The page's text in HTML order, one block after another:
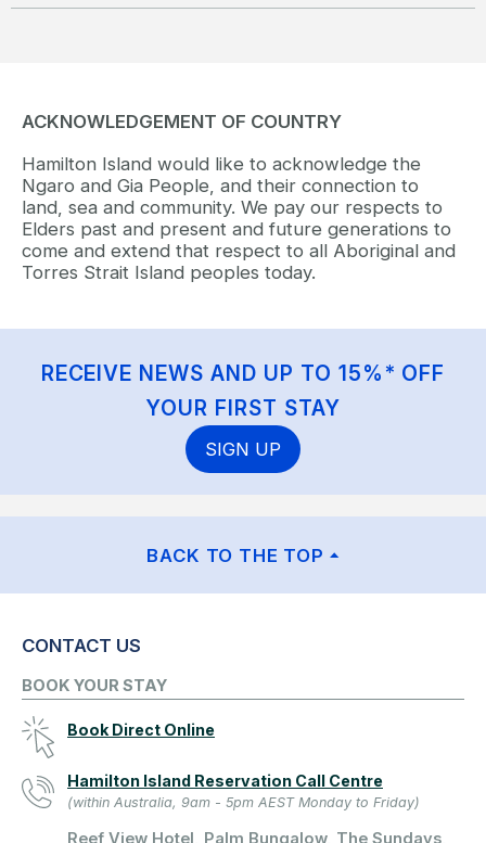
ACKNOWLEDGEMENT OF COUNTRY
Hamilton Island would like to acknowledge the
Ngaro and Gia People, and their connection to
land, sea and community. We pay our respects to
Elders past and present and future generations to
come and extend that respect to all Aboriginal and
Torres Strait Island peoples today.
RECEIVE NEWS AND UP TO 15%* OFF
YOUR FIRST STAY
SIGN UP
BACK TO THE TOP
CONTACT US
BOOK YOUR STAY
Book Direct Online
Hamilton Island Reservation Call Centre
(within Australia, 9am - 5pm AEST Monday to Friday)
Reef View Hotel, Palm Bungalow, The Sundays,